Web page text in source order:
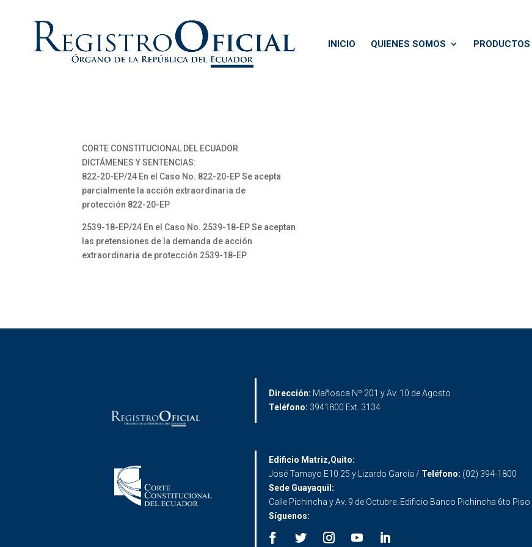
INICIO QUIENES SOMOS PRODUCTOS
CORTE CONSTITUCIONAL DEL ECUADOR
DICTÁMENES Y SENTENCIAS:
822-20-EP/24 En el Caso No. 822-20-EP Se acepta
parcialmente la acción extraordinaria de
protección 822-20-EP
2539-18-EP/24 En el Caso No. 2539-18-EP Se aceptan
las pretensiones de la demanda de acción
extraordinaria de protección 2539-18-EP
Dirección: Mañosca Nº 201 y Av. 10 de Agosto
Teléfono: 3941800 Ext. 3134
Edificio Matriz,Quito:
José Tamayo E10 25 y Lizardo García / Teléfono: (02) 394-1800
Sede Guayaquil:
Calle Pichincha y Av. 9 de Octubre. Edificio Banco Pichincha 6to Piso
Síguenos: